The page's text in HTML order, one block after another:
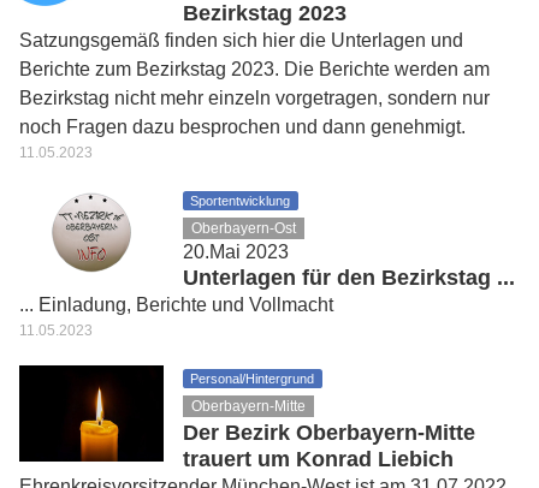
Bezirkstag 2023
Satzungsgemäß finden sich hier die Unterlagen und
Berichte zum Bezirkstag 2023. Die Berichte werden am
Bezirkstag nicht mehr einzeln vorgetragen, sondern nur
noch Fragen dazu besprochen und dann genehmigt.
11.05.2023
Sportentwicklung
Oberbayern-Ost
20.Mai 2023
Unterlagen für den Bezirkstag ...
... Einladung, Berichte und Vollmacht
11.05.2023
Personal/Hintergrund
Oberbayern-Mitte
Der Bezirk Oberbayern-Mitte
trauert um Konrad Liebich